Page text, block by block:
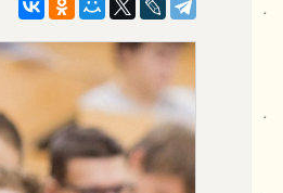
˙
˙